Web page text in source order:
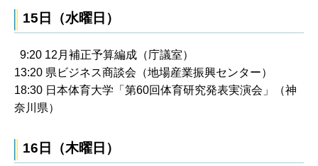
15日（水曜日）
9:20 12月補正予算編成（庁議室）
13:20 県ビジネス商談会（地場産業振興センター）
18:30 日本体育大学「第60回体育研究発表実演会」（神
奈川県）
16日（木曜日）